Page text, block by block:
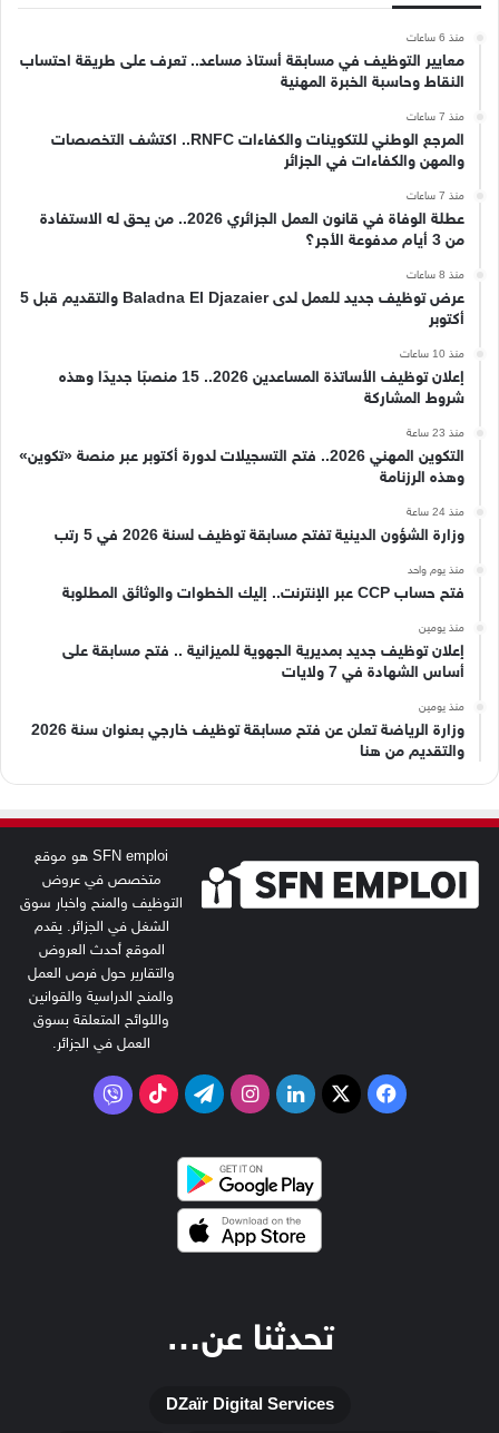
منذ 6 ساعات
معايير التوظيف في مسابقة أستاذ مساعد.. تعرف على طريقة احتساب
النقاط وحاسبة الخبرة المهنية
منذ 7 ساعات
المرجع الوطني للتكوينات والكفاءات RNFC.. اكتشف التخصصات
والمهن والكفاءات في الجزائر
منذ 7 ساعات
عطلة الوفاة في قانون العمل الجزائري 2026.. من يحق له الاستفادة
من 3 أيام مدفوعة الأجر؟
منذ 8 ساعات
عرض توظيف جديد للعمل لدى Baladna El Djazaier والتقديم قبل 5
أكتوبر
منذ 10 ساعات
إعلان توظيف الأساتذة المساعدين 2026.. 15 منصبًا جديدًا وهذه
شروط المشاركة
منذ 23 ساعة
التكوين المهني 2026.. فتح التسجيلات لدورة أكتوبر عبر منصة «تكوين»
وهذه الرزنامة
منذ 24 ساعة
وزارة الشؤون الدينية تفتح مسابقة توظيف لسنة 2026 في 5 رتب
منذ يوم واحد
فتح حساب CCP عبر الإنترنت.. إليك الخطوات والوثائق المطلوبة
منذ يومين
إعلان توظيف جديد بمديرية الجهوية للميزانية .. فتح مسابقة على
أساس الشهادة في 7 ولايات
منذ يومين
وزارة الرياضة تعلن عن فتح مسابقة توظيف خارجي بعنوان سنة 2026
والتقديم من هنا
SFN emploi هو موقع
متخصص في عروض
التوظيف والمنح واخبار سوق
الشغل في الجزائر. يقدم
الموقع أحدث العروض
والتقارير حول فرص العمل
والمنح الدراسية والقوانين
واللوائح المتعلقة بسوق
العمل في الجزائر.
فيسبوك
‫X لينكدإنانستقرامتيلقرام‫TikTokفايبر
تحدثنا عن…
DZaïr Digital Services